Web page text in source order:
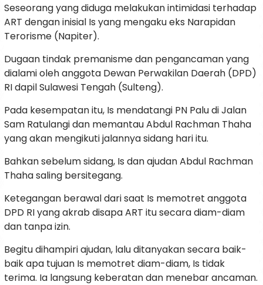
Seseorang yang diduga melakukan intimidasi terhadap
ART dengan inisial Is yang mengaku eks Narapidan
Terorisme (Napiter).
Dugaan tindak premanisme dan pengancaman yang
dialami oleh anggota Dewan Perwakilan Daerah (DPD)
RI dapil Sulawesi Tengah (Sulteng).
Pada kesempatan itu, Is mendatangi PN Palu di Jalan
Sam Ratulangi dan memantau Abdul Rachman Thaha
yang akan mengikuti jalannya sidang hari itu.
Bahkan sebelum sidang, Is dan ajudan Abdul Rachman
Thaha saling bersitegang.
Ketegangan berawal dari saat Is memotret anggota
DPD RI yang akrab disapa ART itu secara diam-diam
dan tanpa izin.
Begitu dihampiri ajudan, lalu ditanyakan secara baik-
baik apa tujuan Is memotret diam-diam, Is tidak
terima. Ia langsung keberatan dan menebar ancaman.